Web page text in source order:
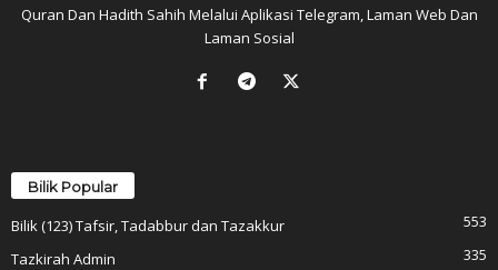
Quran Dan Hadith Sahih Melalui Aplikasi Telegram, Laman Web Dan
Laman Sosial
Bilik Popular
Bilik (123) Tafsir, Tadabbur dan Tazakkur
553
Tazkirah Admin
335